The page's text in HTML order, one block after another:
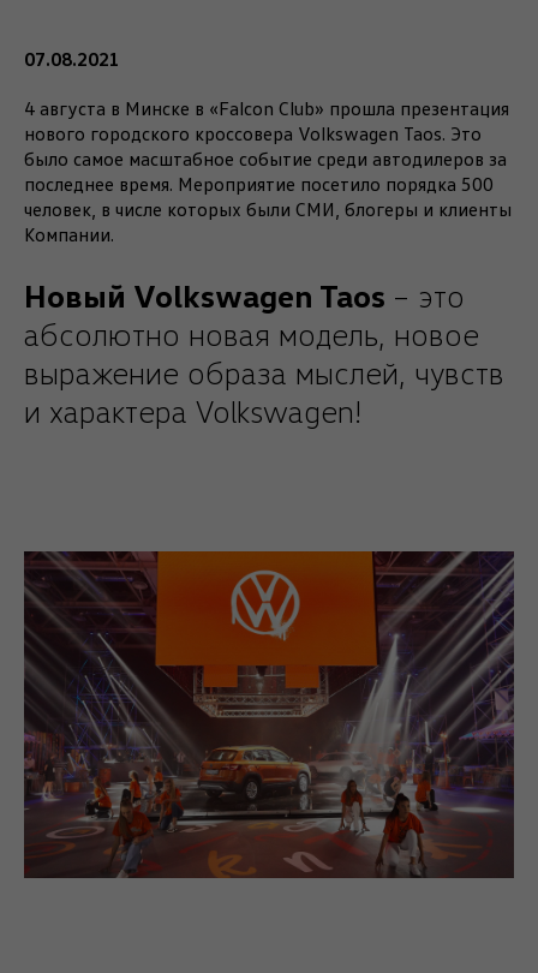
07.08.2021
4 августа в Минске в «Falcon Club» прошла презентация
нового городского кроссовера Volkswagen Taos. Это
было самое масштабное событие среди автодилеров за
последнее время. Мероприятие посетило порядка 500
человек, в числе которых были СМИ, блогеры и клиенты
Компании.
Новый Volkswagen Taos – это
абсолютно новая модель, новое
выражение образа мыслей, чувств
и характера Volkswagen!